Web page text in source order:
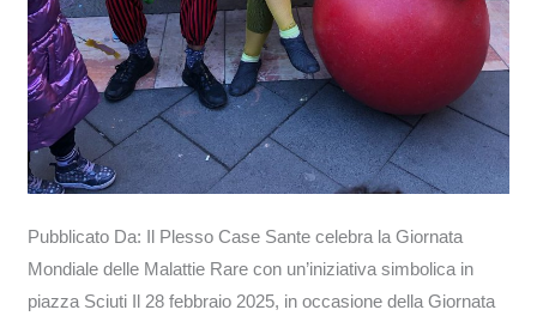
Pubblicato Da: Il Plesso Case Sante celebra la Giornata
Mondiale delle Malattie Rare con un’iniziativa simbolica in
piazza Sciuti Il 28 febbraio 2025, in occasione della Giornata